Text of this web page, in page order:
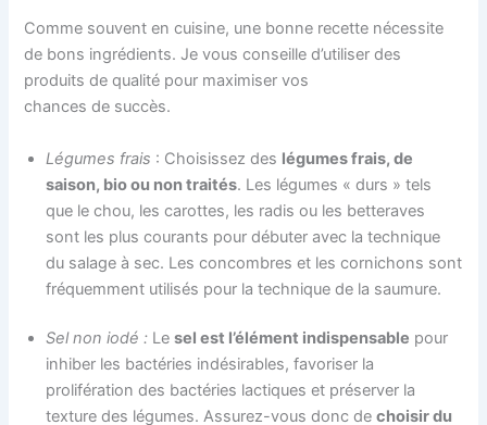
Comme souvent en cuisine, une bonne recette nécessite
de bons ingrédients. Je vous conseille d’utiliser des
produits de qualité pour maximiser vos
chances de succès.
Légumes frais : Choisissez des légumes frais, de
saison, bio ou non traités. Les légumes « durs » tels
que le chou, les carottes, les radis ou les betteraves
sont les plus courants pour débuter avec la technique
du salage à sec. Les concombres et les cornichons sont
fréquemment utilisés pour la technique de la saumure.
Sel non iodé : Lesel est l’élément indispensable pour
inhiber les bactéries indésirables, favoriser la
prolifération des bactéries lactiques et préserver la
texture des légumes. Assurez-vous donc dechoisir du